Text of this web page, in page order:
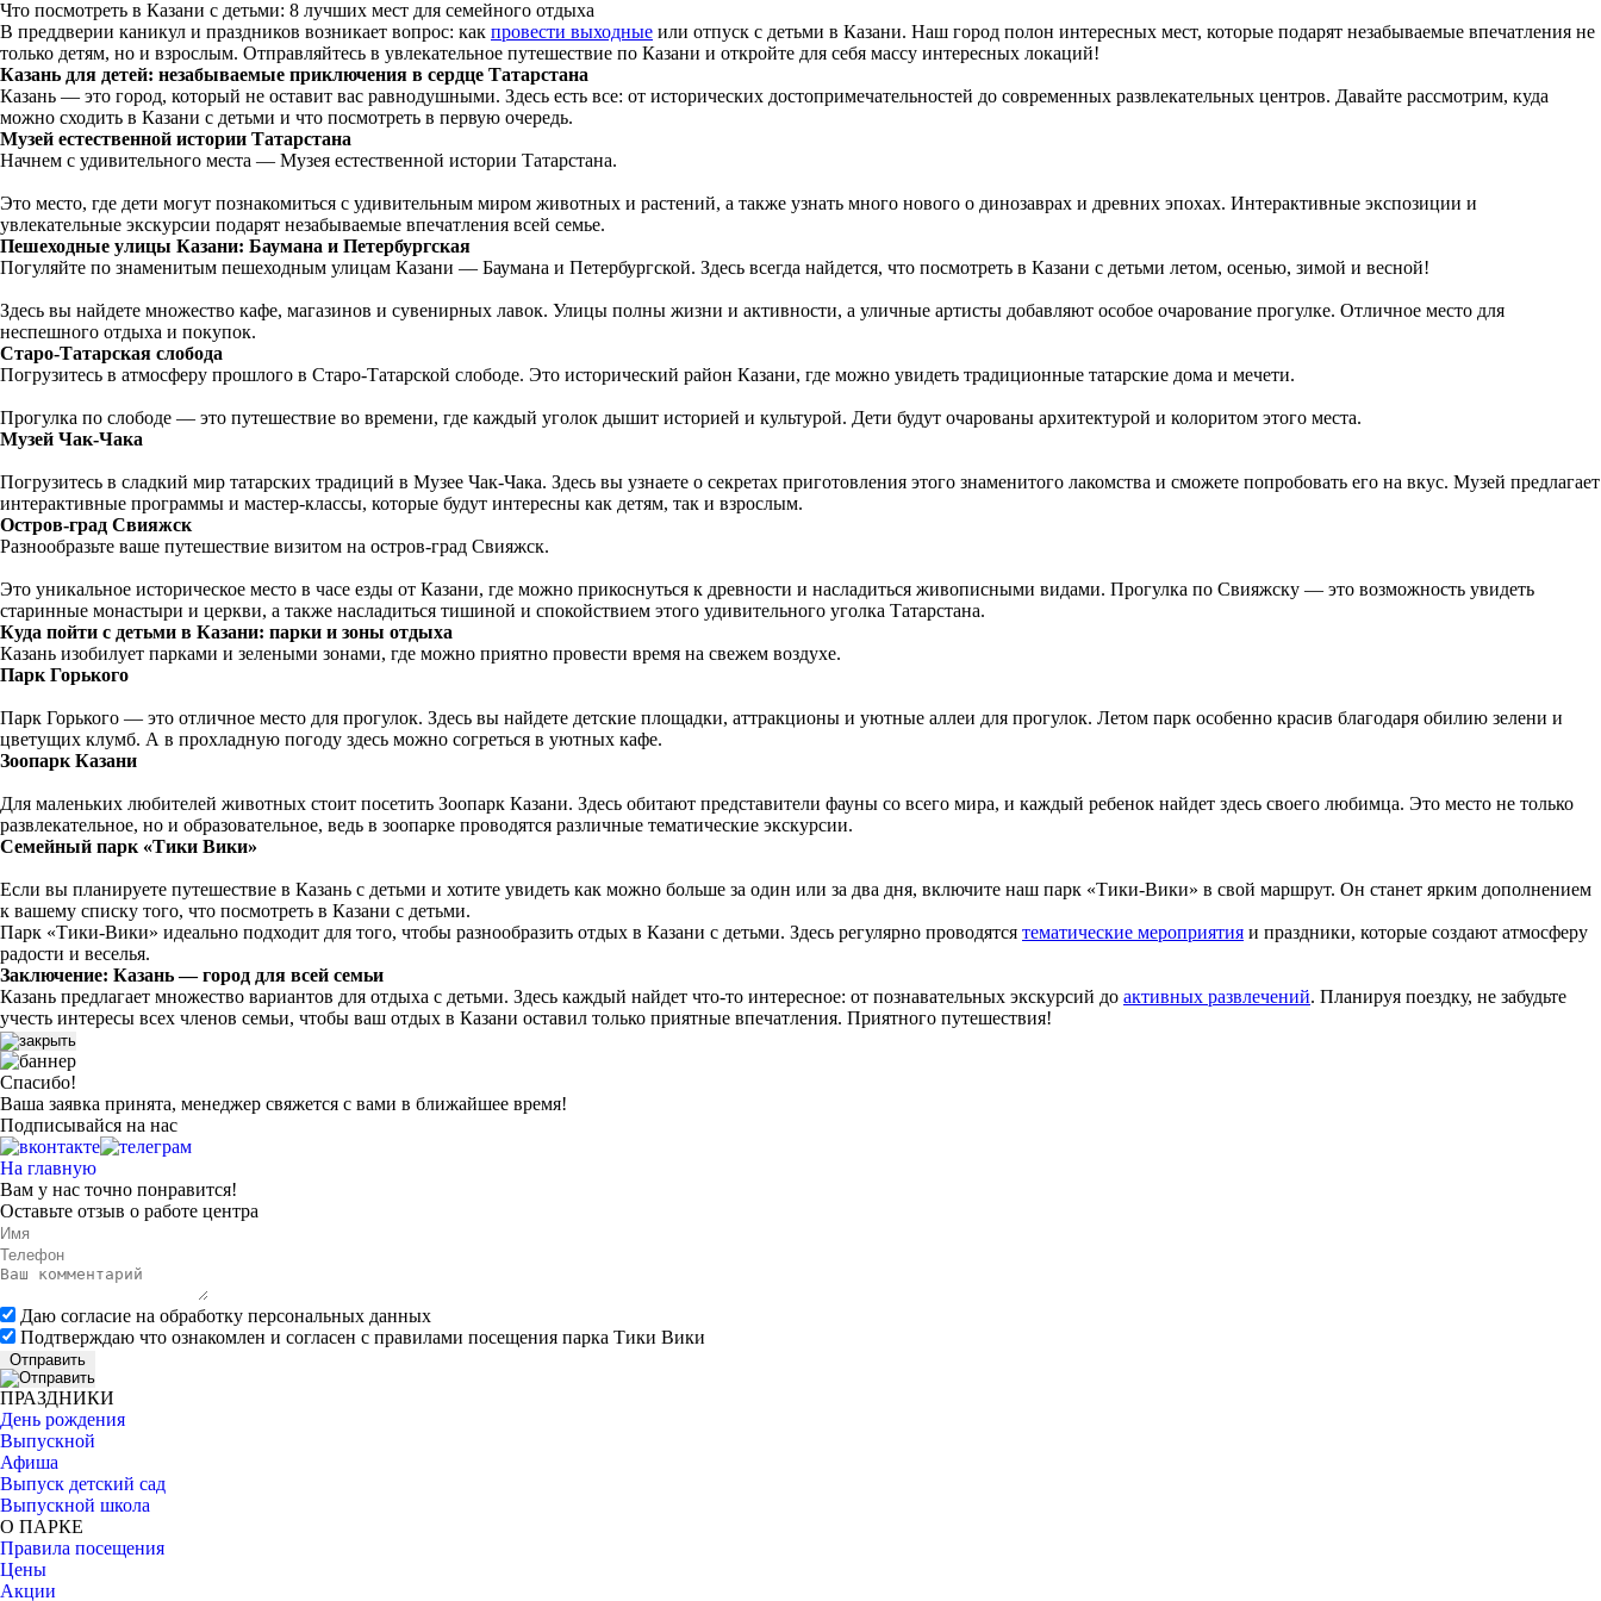
Что посмотреть в Казани с детьми: 8 лучших мест для семейного отдыха
В преддверии каникул и праздников возникает вопрос: как провести выходные или отпуск с детьми в Казани. Наш город полон интересных мест, которые подарят незабываемые впечатления не
только детям, но и взрослым. Отправляйтесь в увлекательное путешествие по Казани и откройте для себя массу интересных локаций!
Казань для детей: незабываемые приключения в сердце Татарстана
Казань — это город, который не оставит вас равнодушными. Здесь есть все: от исторических достопримечательностей до современных развлекательных центров. Давайте рассмотрим, куда
можно сходить в Казани с детьми и что посмотреть в первую очередь.
Музей естественной истории Татарстана
Начнем с удивительного места — Музея естественной истории Татарстана.
Это место, где дети могут познакомиться с удивительным миром животных и растений, а также узнать много нового о динозаврах и древних эпохах. Интерактивные экспозиции и
увлекательные экскурсии подарят незабываемые впечатления всей семье.
Пешеходные улицы Казани: Баумана и Петербургская
Погуляйте по знаменитым пешеходным улицам Казани — Баумана и Петербургской. Здесь всегда найдется, что посмотреть в Казани с детьми летом, осенью, зимой и весной!
Здесь вы найдете множество кафе, магазинов и сувенирных лавок. Улицы полны жизни и активности, а уличные артисты добавляют особое очарование прогулке. Отличное место для
неспешного отдыха и покупок.
Старо-Татарская слобода
Погрузитесь в атмосферу прошлого в Старо-Татарской слободе. Это исторический район Казани, где можно увидеть традиционные татарские дома и мечети.
Прогулка по слободе — это путешествие во времени, где каждый уголок дышит историей и культурой. Дети будут очарованы архитектурой и колоритом этого места.
Музей Чак-Чака
Погрузитесь в сладкий мир татарских традиций в Музее Чак-Чака. Здесь вы узнаете о секретах приготовления этого знаменитого лакомства и сможете попробовать его на вкус. Музей предлагает
интерактивные программы и мастер-классы, которые будут интересны как детям, так и взрослым.
Остров-град Свияжск
Разнообразьте ваше путешествие визитом на остров-град Свияжск.
Это уникальное историческое место в часе езды от Казани, где можно прикоснуться к древности и насладиться живописными видами. Прогулка по Свияжску — это возможность увидеть
старинные монастыри и церкви, а также насладиться тишиной и спокойствием этого удивительного уголка Татарстана.
Куда пойти с детьми в Казани: парки и зоны отдыха
Казань изобилует парками и зелеными зонами, где можно приятно провести время на свежем воздухе.
Парк Горького
Парк Горького — это отличное место для прогулок. Здесь вы найдете детские площадки, аттракционы и уютные аллеи для прогулок. Летом парк особенно красив благодаря обилию зелени и
цветущих клумб. А в прохладную погоду здесь можно согреться в уютных кафе.
Зоопарк Казани
Для маленьких любителей животных стоит посетить Зоопарк Казани. Здесь обитают представители фауны со всего мира, и каждый ребенок найдет здесь своего любимца. Это место не только
развлекательное, но и образовательное, ведь в зоопарке проводятся различные тематические экскурсии.
Семейный парк «Тики Вики»
Если вы планируете путешествие в Казань с детьми и хотите увидеть как можно больше за один или за два дня, включите наш парк «Тики-Вики» в свой маршрут. Он станет ярким дополнением
к вашему списку того, что посмотреть в Казани с детьми.
Парк «Тики-Вики» идеально подходит для того, чтобы разнообразить отдых в Казани с детьми. Здесь регулярно проводятся тематические мероприятия и праздники, которые создают атмосферу
радости и веселья.
Заключение: Казань — город для всей семьи
Казань предлагает множество вариантов для отдыха с детьми. Здесь каждый найдет что-то интересное: от познавательных экскурсий до активных развлечений. Планируя поездку, не забудьте
учесть интересы всех членов семьи, чтобы ваш отдых в Казани оставил только приятные впечатления. Приятного путешествия!
Спасибо!
Ваша заявка принята, менеджер свяжется с вами в ближайшее время!
Подписывайся на нас
На главную
Вам у нас точно понравится!
Оставьте отзыв о работе центра
Даю согласие на обработку персональных данных
Подтверждаю что ознакомлен и согласен с правилами посещения парка Тики Вики
Отправить
ПРАЗДНИКИ
День рождения
Выпускной
Афиша
Выпуск детский сад
Выпускной школа
О ПАРКЕ
Правила посещения
Цены
Акции